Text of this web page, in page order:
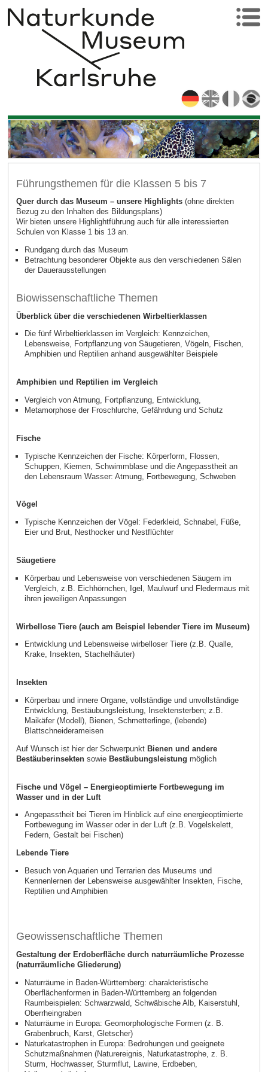
Führungsthemen für die Klassen 5 bis 7
Quer durch das Museum – unsere Highlights (ohne direkten
Bezug zu den Inhalten des Bildungsplans)
Wir bieten unsere Highlightführung auch für alle interessierten
Schulen von Klasse 1 bis 13 an.
Rundgang durch das Museum
Betrachtung besonderer Objekte aus den verschiedenen Sälen
der Dauerausstellungen
Biowissenschaftliche Themen
Überblick über die verschiedenen Wirbeltierklassen
Die fünf Wirbeltierklassen im Vergleich: Kennzeichen,
Lebensweise, Fortpflanzung von Säugetieren, Vögeln, Fischen,
Amphibien und Reptilien anhand ausgewählter Beispiele
Amphibien und Reptilien im Vergleich
Vergleich von Atmung, Fortpflanzung, Entwicklung,
Metamorphose der Froschlurche, Gefährdung und Schutz
Fische
Typische Kennzeichen der Fische: Körperform, Flossen,
Schuppen, Kiemen, Schwimmblase und die Angepasstheit an
den Lebensraum Wasser: Atmung, Fortbewegung, Schweben
Vögel
Typische Kennzeichen der Vögel: Federkleid, Schnabel, Füße,
Eier und Brut, Nesthocker und Nestflüchter
Säugetiere
Körperbau und Lebensweise von verschiedenen Säugern im
Vergleich, z.B. Eichhörnchen, Igel, Maulwurf und Fledermaus mit
ihren jeweiligen Anpassungen
Wirbellose Tiere (auch am Beispiel lebender Tiere im Museum)
Entwicklung und Lebensweise wirbelloser Tiere (z.B. Qualle,
Krake, Insekten, Stachelhäuter)
Insekten
Körperbau und innere Organe, vollständige und unvollständige
Entwicklung, Bestäubungsleistung, Insektensterben; z.B.
Maikäfer (Modell), Bienen, Schmetterlinge, (lebende)
Blattschneiderameisen
Auf Wunsch ist hier der Schwerpunkt Bienen und andere
Bestäuberinsekten sowieBestäubungsleistung möglich
Fische und Vögel – Energieoptimierte Fortbewegung im
Wasser und in der Luft
Angepasstheit bei Tieren im Hinblick auf eine energieoptimierte
Fortbewegung im Wasser oder in der Luft (z.B. Vogelskelett,
Federn, Gestalt bei Fischen)
Lebende Tiere
Besuch von Aquarien und Terrarien des Museums und
Kennenlernen der Lebensweise ausgewählter Insekten, Fische,
Reptilien und Amphibien
Geowissenschaftliche Themen
Gestaltung der Erdoberfläche durch naturräumliche Prozesse
(naturräumliche Gliederung)
Naturräume in Baden-Württemberg: charakteristische
Oberflächenformen in Baden-Württemberg an folgenden
Raumbeispielen: Schwarzwald, Schwäbische Alb, Kaiserstuhl,
Oberrheingraben
Naturräume in Europa: Geomorphologische Formen (z. B.
Grabenbruch, Karst, Gletscher)
Naturkatastrophen in Europa: Bedrohungen und geeignete
Schutzmaßnahmen (Naturereignis, Naturkatastrophe, z. B.
Sturm, Hochwasser, Sturmflut, Lawine, Erdbeben,